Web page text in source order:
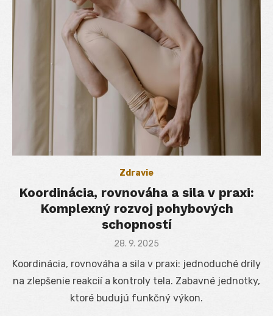
Zdravie
Koordinácia, rovnováha a sila v praxi:
Komplexný rozvoj pohybových
schopností
Posted
28. 9. 2025
Koordinácia, rovnováha a sila v praxi: jednoduché drily
na zlepšenie reakcií a kontroly tela. Zabavné jednotky,
ktoré budujú funkčný výkon.